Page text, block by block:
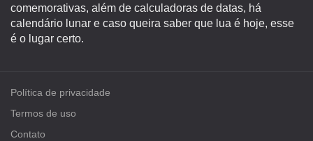
comemorativas, além de calculadoras de datas, há
calendário lunar e caso queira saber que lua é hoje, esse
é o lugar certo.
Política de privacidade
Termos de uso
Contato